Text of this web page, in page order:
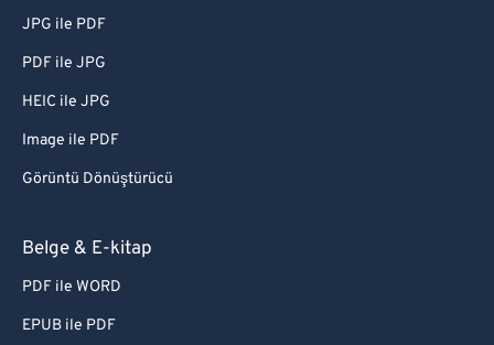
JPG ile PDF
PDF ile JPG
HEIC ile JPG
Image ile PDF
Görüntü Dönüştürücü
Belge & E-kitap
PDF ile WORD
EPUB ile PDF